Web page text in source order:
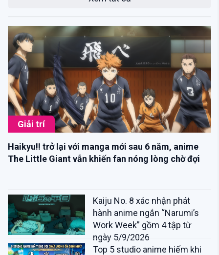
Giải trí
Haikyu!! trở lại với manga mới sau 6 năm, anime
The Little Giant vẫn khiến fan nóng lòng chờ đợi
Kaiju No. 8 xác nhận phát
hành anime ngắn “Narumi’s
Work Week” gồm 4 tập từ
ngày 5/9/2026
Top 5 studio anime hiếm khi